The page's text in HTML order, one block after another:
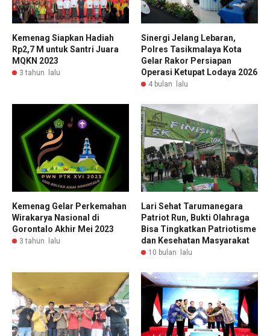
Kemenag Siapkan Hadiah
Rp2,7 M untuk Santri Juara
MQKN 2023
3 tahun lalu
Sinergi Jelang Lebaran,
Polres Tasikmalaya Kota
Gelar Rakor Persiapan
Operasi Ketupat Lodaya 2026
4 bulan lalu
Kemenag Gelar Perkemahan
Wirakarya Nasional di
Gorontalo Akhir Mei 2023
3 tahun lalu
Lari Sehat Tarumanegara
Patriot Run, Bukti Olahraga
Bisa Tingkatkan Patriotisme
dan Kesehatan Masyarakat
10 bulan lalu